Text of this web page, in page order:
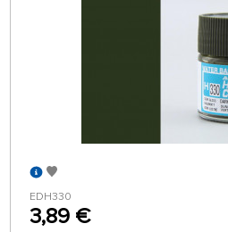
EDH330
3,89 €